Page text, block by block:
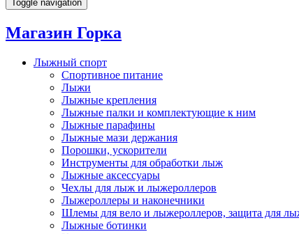
Toggle navigation
Магазин Горка
Лыжный спорт
Спортивное питание
Лыжи
Лыжные крепления
Лыжные палки и комплектующие к ним
Лыжные парафины
Лыжные мази держания
Порошки, ускорители
Инструменты для обработки лыж
Лыжные аксессуары
Чехлы для лыж и лыжероллеров
Лыжероллеры и наконечники
Шлемы для вело и лыжероллеров, защита для
Лыжные ботинки